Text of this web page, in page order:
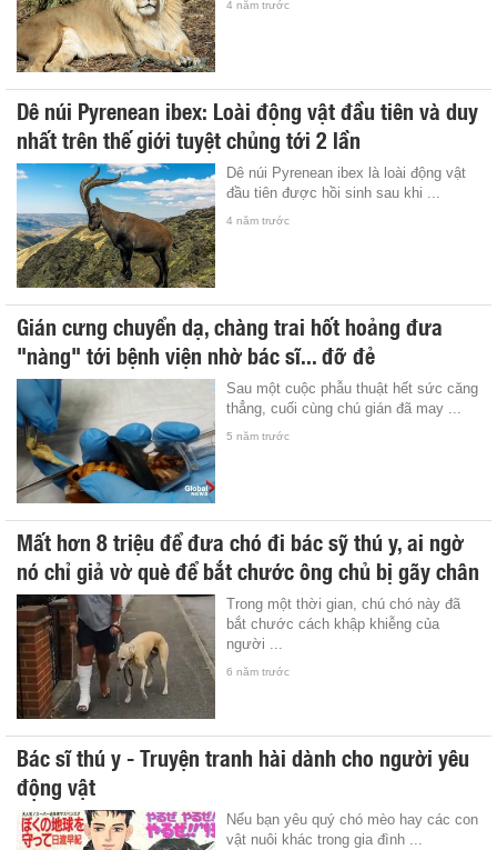
4 năm trước
Dê núi Pyrenean ibex: Loài động vật đầu tiên và duy
nhất trên thế giới tuyệt chủng tới 2 lần
Dê núi Pyrenean ibex là loài động vật
đầu tiên được hồi sinh sau khi ...
4 năm trước
Gián cưng chuyển dạ, chàng trai hốt hoảng đưa
"nàng" tới bệnh viện nhờ bác sĩ... đỡ đẻ
Sau một cuộc phẫu thuật hết sức căng
thẳng, cuối cùng chú gián đã may ...
5 năm trước
Mất hơn 8 triệu để đưa chó đi bác sỹ thú y, ai ngờ
nó chỉ giả vờ què để bắt chước ông chủ bị gãy chân
Trong một thời gian, chú chó này đã
bắt chước cách khập khiễng của
người ...
6 năm trước
Bác sĩ thú y - Truyện tranh hài dành cho người yêu
động vật
Nếu bạn yêu quý chó mèo hay các con
vật nuôi khác trong gia đình ...